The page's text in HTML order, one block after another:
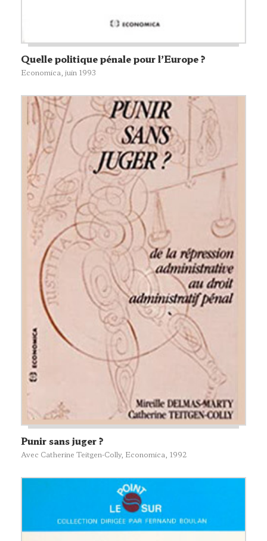
Quelle politique pénale pour l’Europe ?
Economica , juin 1993
Punir sans juger ?
Avec Catherine Teitgen-Colly, Economica, 1992